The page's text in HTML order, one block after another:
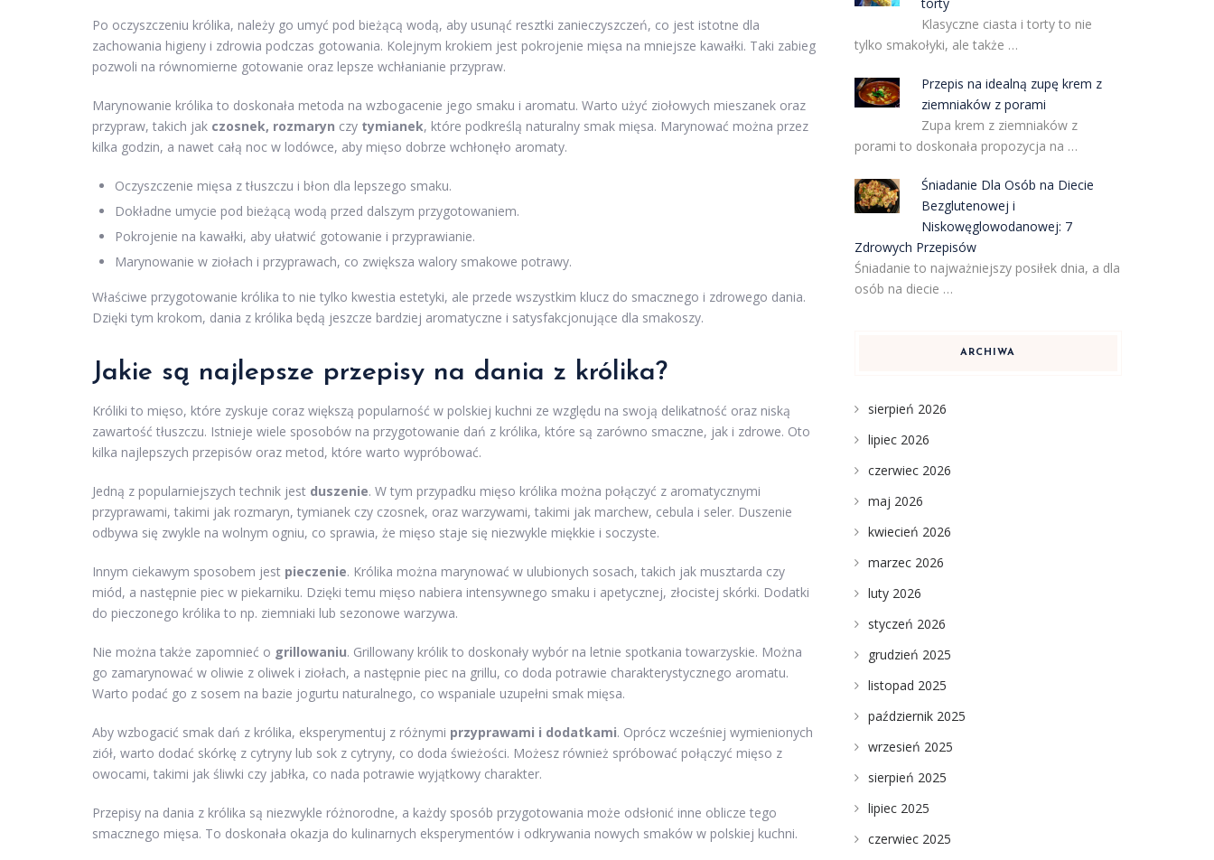
Po oczyszczeniu królika, należy go umyć pod bieżącą wodą, aby usunąć resztki zanieczyszczeń, co jest istotne dla
zachowania higieny i zdrowia podczas gotowania. Kolejnym krokiem jest pokrojenie mięsa na mniejsze kawałki. Taki zabieg
pozwoli na równomierne gotowanie oraz lepsze wchłanianie przypraw.
Marynowanie królika to doskonała metoda na wzbogacenie jego smaku i aromatu. Warto użyć ziołowych mieszanek oraz
przypraw, takich jak czosnek, rozmaryn czy tymianek, które podkreślą naturalny smak mięsa. Marynować można przez
kilka godzin, a nawet całą noc w lodówce, aby mięso dobrze wchłonęło aromaty.
Oczyszczenie mięsa z tłuszczu i błon dla lepszego smaku.
Dokładne umycie pod bieżącą wodą przed dalszym przygotowaniem.
Pokrojenie na kawałki, aby ułatwić gotowanie i przyprawianie.
Marynowanie w ziołach i przyprawach, co zwiększa walory smakowe potrawy.
Właściwe przygotowanie królika to nie tylko kwestia estetyki, ale przede wszystkim klucz do smacznego i zdrowego dania.
Dzięki tym krokom, dania z królika będą jeszcze bardziej aromatyczne i satysfakcjonujące dla smakoszy.
Jakie są najlepsze przepisy na dania z królika?
Króliki to mięso, które zyskuje coraz większą popularność w polskiej kuchni ze względu na swoją delikatność oraz niską
zawartość tłuszczu. Istnieje wiele sposobów na przygotowanie dań z królika, które są zarówno smaczne, jak i zdrowe. Oto
kilka najlepszych przepisów oraz metod, które warto wypróbować.
Jedną z popularniejszych technik jest duszenie. W tym przypadku mięso królika można połączyć z aromatycznymi
przyprawami, takimi jak rozmaryn, tymianek czy czosnek, oraz warzywami, takimi jak marchew, cebula i seler. Duszenie
odbywa się zwykle na wolnym ogniu, co sprawia, że mięso staje się niezwykle miękkie i soczyste.
Innym ciekawym sposobem jest pieczenie. Królika można marynować w ulubionych sosach, takich jak musztarda czy
miód, a następnie piec w piekarniku. Dzięki temu mięso nabiera intensywnego smaku i apetycznej, złocistej skórki. Dodatki
do pieczonego królika to np. ziemniaki lub sezonowe warzywa.
Nie można także zapomnieć o grillowaniu. Grillowany królik to doskonały wybór na letnie spotkania towarzyskie. Można
go zamarynować w oliwie z oliwek i ziołach, a następnie piec na grillu, co doda potrawie charakterystycznego aromatu.
Warto podać go z sosem na bazie jogurtu naturalnego, co wspaniale uzupełni smak mięsa.
Aby wzbogacić smak dań z królika, eksperymentuj z różnymi przyprawami i dodatkami. Oprócz wcześniej wymienionych
ziół, warto dodać skórkę z cytryny lub sok z cytryny, co doda świeżości. Możesz również spróbować połączyć mięso z
owocami, takimi jak śliwki czy jabłka, co nada potrawie wyjątkowy charakter.
Przepisy na dania z królika są niezwykle różnorodne, a każdy sposób przygotowania może odsłonić inne oblicze tego
smacznego mięsa. To doskonała okazja do kulinarnych eksperymentów i odkrywania nowych smaków w polskiej kuchni.
Klasyczne ciasta i torty to nie
tylko smakołyki, ale także …
Przepis na idealną zupę krem z
ziemniaków z porami
Zupa krem z ziemniaków z
porami to doskonała propozycja na …
Śniadanie Dla Osób na Diecie
Bezglutenowej i
Niskowęglowodanowej: 7
Zdrowych Przepisów
Śniadanie to najważniejszy posiłek dnia, a dla
osób na diecie …
ARCHIWA
sierpień 2026
lipiec 2026
czerwiec 2026
maj 2026
kwiecień 2026
marzec 2026
luty 2026
styczeń 2026
grudzień 2025
listopad 2025
październik 2025
wrzesień 2025
sierpień 2025
lipiec 2025
czerwiec 2025